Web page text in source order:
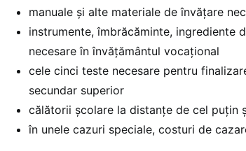
manuale și alte materiale de învățare
instrumente, îmbrăcăminte, ingrediente
necesare în învățământul vocațional
cele cinci teste necesare pentru
secundar superior
călătorii școlare la distanțe de cel puțin
în unele cazuri speciale, costuri de